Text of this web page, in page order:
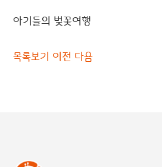
아기들의 벚꽃여행
목록보기 이전 다음